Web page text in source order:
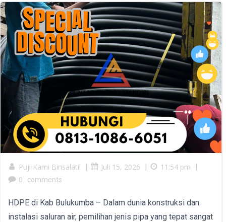
Puji Kami Birisalatil | Juli 15, 2026 | 11:54 pm
|
0
comments
HDPE di Kab Bulukumba – Dalam dunia konstruksi dan
instalasi saluran air, pemilihan jenis pipa yang tepat sangat